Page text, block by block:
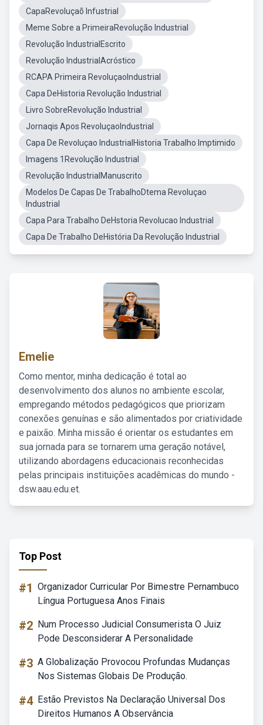
CapaRevoluçaõ Infustrial
Meme Sobre a PrimeiraRevolução Industrial
Revolução IndustrialEscrito
Revolução IndustrialAcróstico
RCAPA Primeira RevoluçaoIndustrial
Capa DeHistoria Revolução Industrial
Livro SobreRevolução Industrial
Jornaqis Apos RevoluçaoIndustrial
Capa De Revoluçao IndustrialHistoria Trabalho Imptimido
Imagens 1Revolução Industrial
Revolução IndustrialManuscrito
Modelos De Capas De TrabalhoDtema Revoluçao
Industrial
Capa Para Trabalho DeHstoria Revolucao Industrial
Capa De Trabalho DeHistória Da Revolução Industrial
Emelie
Como mentor, minha dedicação é total ao
desenvolvimento dos alunos no ambiente escolar,
empregando métodos pedagógicos que priorizam
conexões genuínas e são alimentados por criatividade
e paixão. Minha missão é orientar os estudantes em
sua jornada para se tornarem uma geração notável,
utilizando abordagens educacionais reconhecidas
pelas principais instituições acadêmicas do mundo -
dsw.aau.edu.et.
Top Post
#1 Organizador Curricular Por Bimestre Pernambuco
Língua Portuguesa Anos Finais
#2 Num Processo Judicial Consumerista O Juiz
Pode Desconsiderar A Personalidade
#3 A Globalização Provocou Profundas Mudanças
Nos Sistemas Globais De Produção.
#4 Estão Previstos Na Declaração Universal Dos
Direitos Humanos A Observância